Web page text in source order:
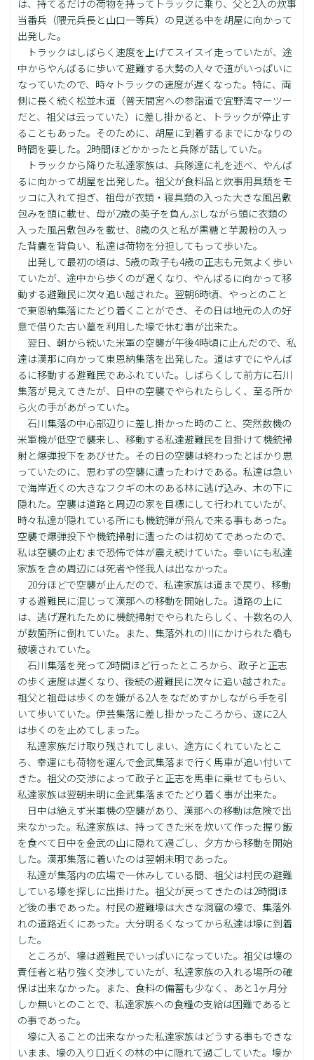
は、持てるだけの荷物を持ってトラックに乗り、父と2人の炊事
当番兵（隈元兵長と山口一等兵）の見送る中を胡屋に向かって
出発した。
トラックはしばらく速度を上げてスイスイ走っていたが、途
中からやんばるに歩いて避難する大勢の人々で道がいっぱいに
なっていたので、時々トラックの速度が遅くなった。特に、両
側に長く続く松並木道（普天間宮への参詣道で宜野湾マーツー
だと、祖父は云っていた）に差し掛かると、トラックが停止す
ることもあった。そのために、胡屋に到着するまでにかなりの
時間を要した。2時間ほどかかったと兵隊が話していた。
トラックから降りた私達家族は、兵隊達に礼を述べ、やんば
るに向かって胡屋を出発した。祖父が食料品と炊事用具類をモ
ッコに入れて担ぎ、祖母が衣類・寝具類の入った大きな風呂敷
包みを頭に載せ、母が2歳の英子を負んぶしながら頭に衣類の
入った風呂敷包みを載せ、8歳の久と私が黒糖と芋澱粉の入っ
た背嚢を背負い、私達は荷物を分担してもって歩いた。
出発して最初の頃は、5歳の政子も4歳の正志も元気よく歩い
ていたが、途中から歩くのが遅くなり、やんばるに向かって移
動する避難民に次々追い越された。翌朝6時頃、やっとのこと
で東恩納集落にたどり着くことができ、その日は地元の人の好
意で借りた古い墓を利用した壕で休む事が出来た。
翌日、朝から続いた米軍の空襲が午後4時頃に止んだので、私
達は漢那に向かって東恩納集落を出発した。道はすでにやんば
るに移動する避難民であふれていた。しばらくして前方に石川
集落が見えてきたが、日中の空襲でやられたらしく、至る所か
ら火の手があがっていた。
石川集落の中心部辺りに差し掛かった時のこと、突然数機の
米軍機が低空で襲来し、移動する私達避難民を目掛けて機銃掃
射と爆弾投下をあびせた。その日の空襲は終わったとばかり思
っていたのに、思わずの空襲に遭ったわけである。私達は急い
で海岸近くの大きなフクギの木のある林に逃げ込み、木の下に
隠れた。空襲は道路と周辺の家を目標にして行われていたが、
時々私達が隠れている所にも機銃弾が飛んで来る事もあった。
空襲で爆弾投下や機銃掃射に遭ったのは初めてであったので、
私は空襲の止むまで恐怖で体が震え続けていた。幸いにも私達
家族を含め周辺には死者や怪我人は出なかった。
20分ほどで空襲が止んだので、私達家族は道まで戻り、移動
する避難民に混じって漢那への移動を開始した。道路の上に
は、逃げ遅れたために機銃掃射でやられたらしく、十数名の人
が数箇所に倒れていた。また、集落外れの川にかけられた橋も
破壊されていた。
石川集落を発って2時間ほど行ったところから、政子と正志
の歩く速度は遅くなり、後続の避難民に次々に追い越された。
祖父と祖母は歩くのを嫌がる2人をなだめすかしながら手を引
いて歩いていた。伊芸集落に差し掛かったころから、遂に2人
は歩くのを止めてしまった。
私達家族だけ取り残されてしまい、途方にくれていたとこ
ろ、幸運にも荷物を運んで金武集落まで行く馬車が追い付いて
きた。祖父の交渉によって政子と正志を馬車に乗せてもらい、
私達家族は翌朝未明に金武集落までたどり着く事が出来た。
日中は絶えず米軍機の空襲があり、漢那への移動は危険で出
来なかった。私達家族は、持ってきた米を炊いて作った握り飯
を食べて日中を金武の山に隠れて過ごし、夕方から移動を開始
した。漢那集落に着いたのは翌朝未明であった。
私達が集落内の広場で一休みしている間、祖父は村民の避難
している壕を探しに出掛けた。祖父が戻ってきたのは2時間ほ
ど後の事であった。村民の避難壕は大きな洞窟の壕で、集落外
れの道路近くにあった。大分明るくなってから私達は壕に到着
した。
ところが、壕は避難民でいっぱいになっていた。祖父は壕の
責任者と粘り強く交渉していたが、私達家族の入れる場所の確
保は出来なかった。また、食料の備蓄も少なく、あと1ヶ月分
しか無いとのことで、私達家族への食糧の支給は困難であると
の事であった。
壕に入ることの出来なかった私達家族はどうする事もできな
いまま、壕の入り口近くの林の中に隠れて過ごしていた。壕か